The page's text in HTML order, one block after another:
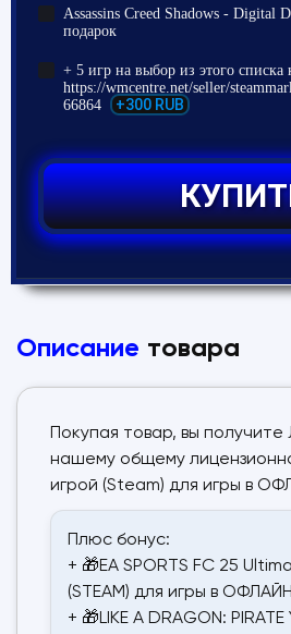
Assassins Creed Shadows - Digital
подарок
+ 5 игр на выбор из этого
https://wmcentre.net/seller/
66864
+300 RUB
Описание товара
Покупая товар, вы
нашему общему
игрой (Steam) для игры в
Плюс бонус:
+ 🎁EA SPORTS FC 25
(STEAM) для игры в
+ 🎁LIKE A DRAGON: PIRATE